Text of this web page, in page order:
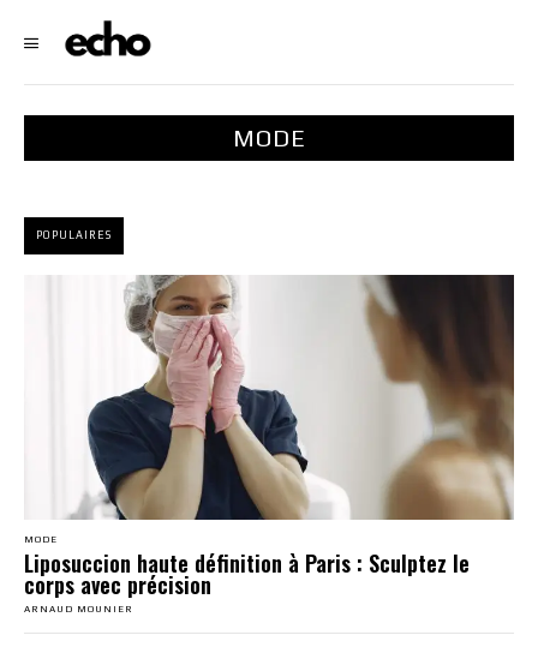
MODE
POPULAIRES
MODE
Liposuccion haute définition à Paris : Sculptez le
corps avec précision
ARNAUD MOUNIER